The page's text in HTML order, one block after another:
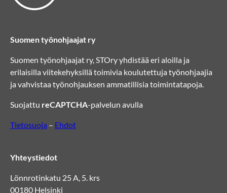
Suomen työnohjaajat ry
Suomen työnohjaajat ry, STOry yhdistää eri aloilla ja
erilaisilla viitekehyksillä toimivia koulutettuja työnohjaajia
ja vahvistaa työnohjauksen ammatillisia toimintatapoja.
Suojattu reCAPTCHA-palvelun avulla
Tietosuoja – Ehdot
Yhteystiedot
Lönnrotinkatu 25 A, 5. krs
00180 Helsinki